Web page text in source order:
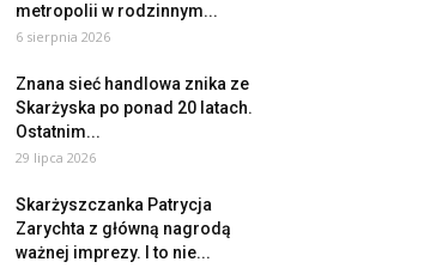
metropolii w rodzinnym...
6 sierpnia 2026
Znana sieć handlowa znika ze
Skarżyska po ponad 20 latach.
Ostatnim...
29 lipca 2026
Skarżyszczanka Patrycja
Zarychta z główną nagrodą
ważnej imprezy. I to nie...